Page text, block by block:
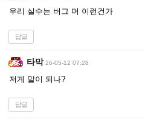
우리 실수는 버그 머 이런건가
답글
타막 26-05-12 07:28
저게 말이 되나?
답글